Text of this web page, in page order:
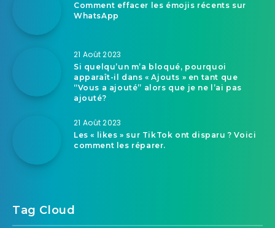
Comment effacer les émojis récents sur
WhatsApp
21 Août 2023
Si quelqu’un m’a bloqué, pourquoi
apparaît-il dans « Ajouts » en tant que
“Vous a ajouté” alors que je ne l’ai pas
ajouté?
21 Août 2023
Les « likes » sur TikTok ont disparu ? Voici
comment les réparer.
Tag Cloud